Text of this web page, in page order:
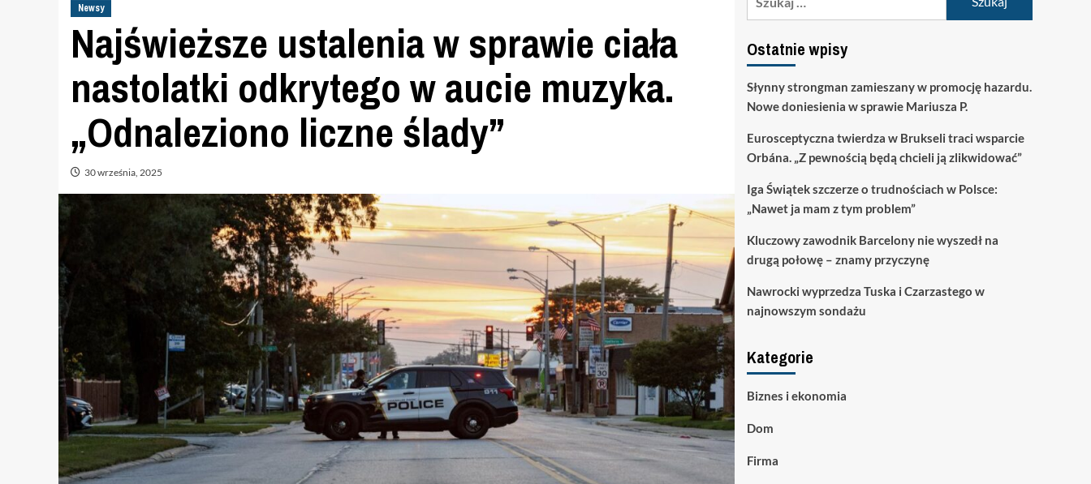
Newsy
Najświeższe ustalenia w sprawie ciała
nastolatki odkrytego w aucie muzyka.
„Odnaleziono liczne ślady”
30 września, 2025
Ostatnie wpisy
Słynny strongman zamieszany w promocję hazardu.
Nowe doniesienia w sprawie Mariusza P.
Eurosceptyczna twierdza w Brukseli traci wsparcie
Orbána. „Z pewnością będą chcieli ją zlikwidować”
Iga Świątek szczerze o trudnościach w Polsce:
„Nawet ja mam z tym problem”
Kluczowy zawodnik Barcelony nie wyszedł na
drugą połowę – znamy przyczynę
Nawrocki wyprzedza Tuska i Czarzastego w
najnowszym sondażu
Kategorie
Biznes i ekonomia
Dom
Firma